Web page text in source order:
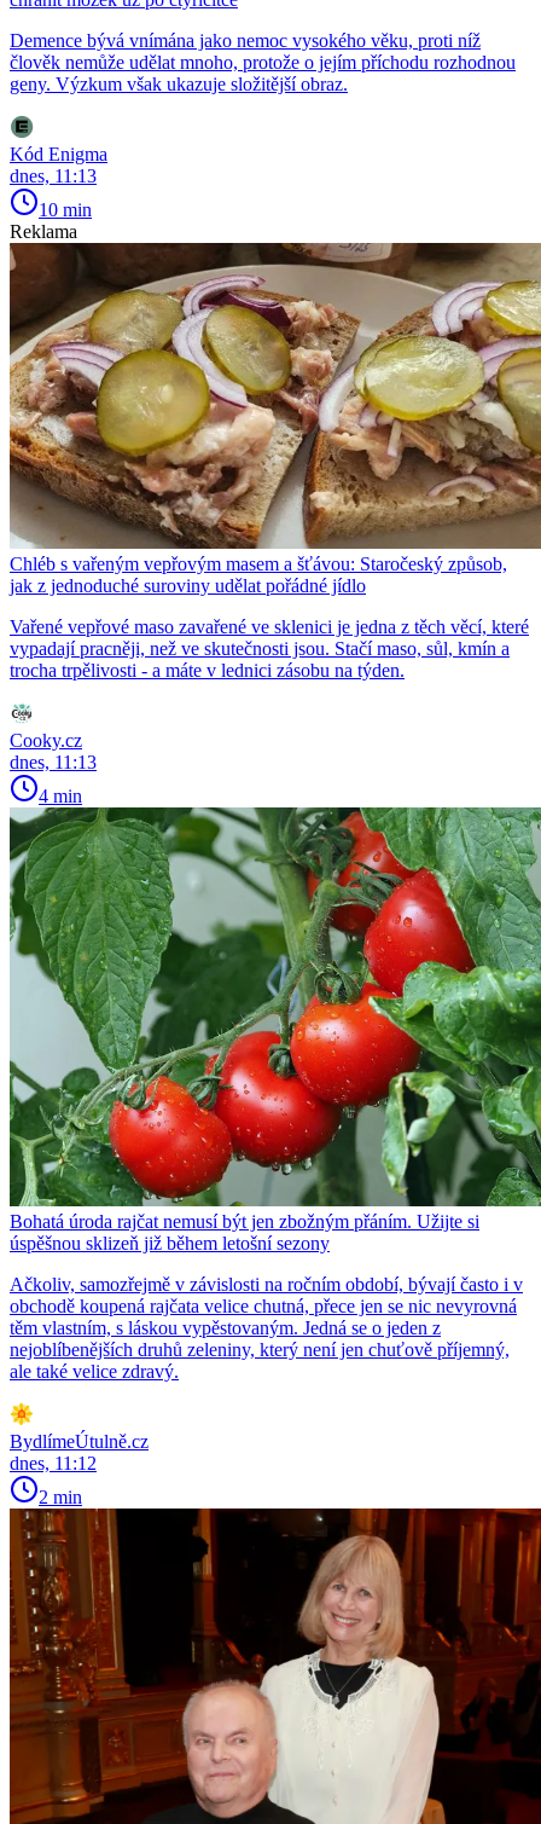
Demence bývá vnímána jako nemoc vysokého věku, proti níž
člověk nemůže udělat mnoho, protože o jejím příchodu rozhodnou
geny. Výzkum však ukazuje složitější obraz.
Kód Enigma
dnes, 11:13
10 min
Reklama
Chléb s vařeným vepřovým masem a šťávou: Staročeský způsob,
jak z jednoduché suroviny udělat pořádné jídlo
Vařené vepřové maso zavařené ve sklenici je jedna z těch věcí, které
vypadají pracněji, než ve skutečnosti jsou. Stačí maso, sůl, kmín a
trocha trpělivosti - a máte v lednici zásobu na týden.
Cooky.cz
dnes, 11:13
4 min
Bohatá úroda rajčat nemusí být jen zbožným přáním. Užijte si
úspěšnou sklizeň již během letošní sezony
Ačkoliv, samozřejmě v závislosti na ročním období, bývají často i v
obchodě koupená rajčata velice chutná, přece jen se nic nevyrovná
těm vlastním, s láskou vypěstovaným. Jedná se o jeden z
nejoblíbenějších druhů zeleniny, který není jen chuťově příjemný,
ale také velice zdravý.
BydlímeÚtulně.cz
dnes, 11:12
2 min